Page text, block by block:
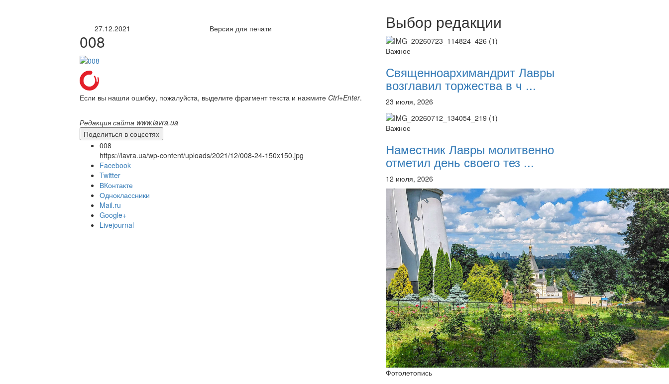
Онлайн трансляции
12 сентября 2015
12 сентября 2015Название трансляции
12 сентября 2015
12 сентября 2015Название трансляции
12 сентября 2015Название трансляции
Название трансляции
12 сентября 2015Название трансляции
Перейти к архиву
27.12.2021 Версия для печати
008
Если вы нашли ошибку, пожалуйста, выделите фрагмент текста и нажмите Ctrl+Enter.
Редакция сайта www.lavra.ua
Поделиться в соцсетях
008
https://lavra.ua/wp-content/uploads/2021/12/008-24-150x150.jpg
Facebook
Twitter
ВКонтакте
Одноклассники
Mail.ru
Google+
Livejournal
Выбор редакции
Важное
Священноархимандрит Лавры
возглавил торжества в ч ...
23 июля, 2026
Важное
Наместник Лавры молитвенно
отметил день своего тез ...
12 июля, 2026
Фотолетопись